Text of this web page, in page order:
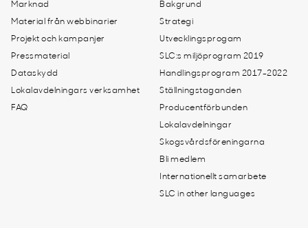
Marknad
Material från webbinarier
Projekt och kampanjer
Pressmaterial
Dataskydd
Lokalavdelningars verksamhet
FAQ
Bakgrund
Strategi
Utvecklingsprogam
SLC:s miljöprogram 2019
Handlingsprogram 2017-2022
Ställningstaganden
Producentförbunden
Lokalavdelningar
Skogsvårdsföreningarna
Bli medlem
Internationellt samarbete
SLC in other languages